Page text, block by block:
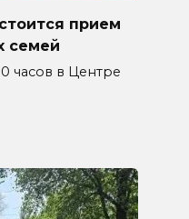
прием
семей
часов в Центре